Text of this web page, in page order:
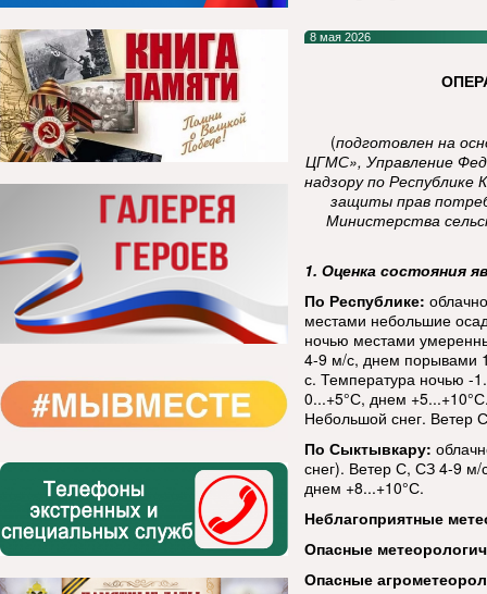
8 мая 2026
(подготовлен на
ЦГМС», Управление
надзору по Республике
защиты прав
Министерства
1. Оценка состояния
По Республике:
местами небольшие
ночью местами
4-9 м/с, днем порывами
с. Температура ночью -
0...+5°С, днем
Небольшой снег. Ветер
По Сыктывкару:
снег). Ветер С, СЗ 4-9
днем +8...+10°С.
Неблагоприятные
Опасные
Опасные